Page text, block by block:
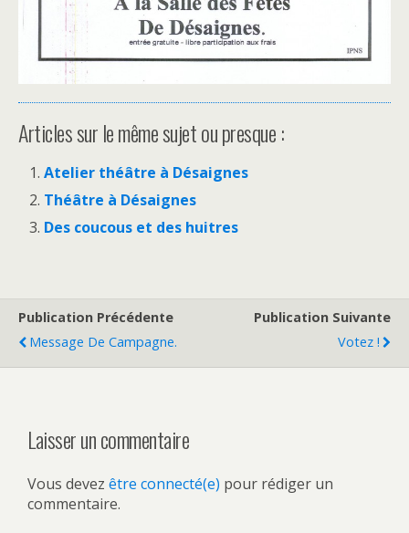
Articles sur le même sujet ou presque :
Atelier théâtre à Désaignes
Théâtre à Désaignes
Des coucous et des huitres
Publication Précédente
Message De Campagne.
Publication Suivante
Votez !
Laisser un commentaire
Vous devez être connecté(e) pour rédiger un
commentaire.